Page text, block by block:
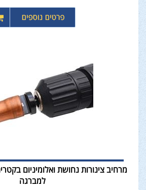
מרחיב צינורות נחושת ואלומיניום
למברגה